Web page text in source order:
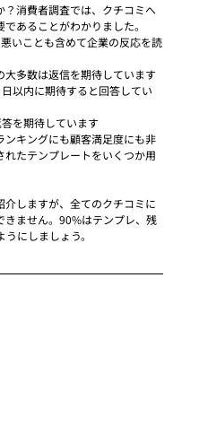
消費者調査では、クチコミへ
あることがわかりました。
いことも含めて企業の反応を読
多数は返信を期待しています
以内に期待すると回答してい
を期待しています
キングにも顧客満足度にも非
たテンプレートをいくつか用
しますが、全てのクチコミに
きません。90%はテンプレ、残
にしましょう。